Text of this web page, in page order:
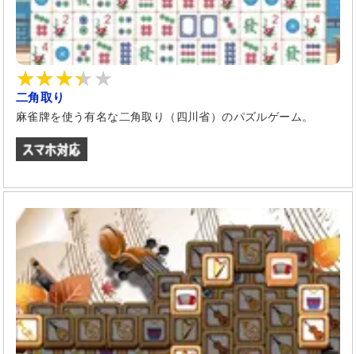
二角取り
麻雀牌を使う有名な二角取り（四川省）のパズルゲーム。